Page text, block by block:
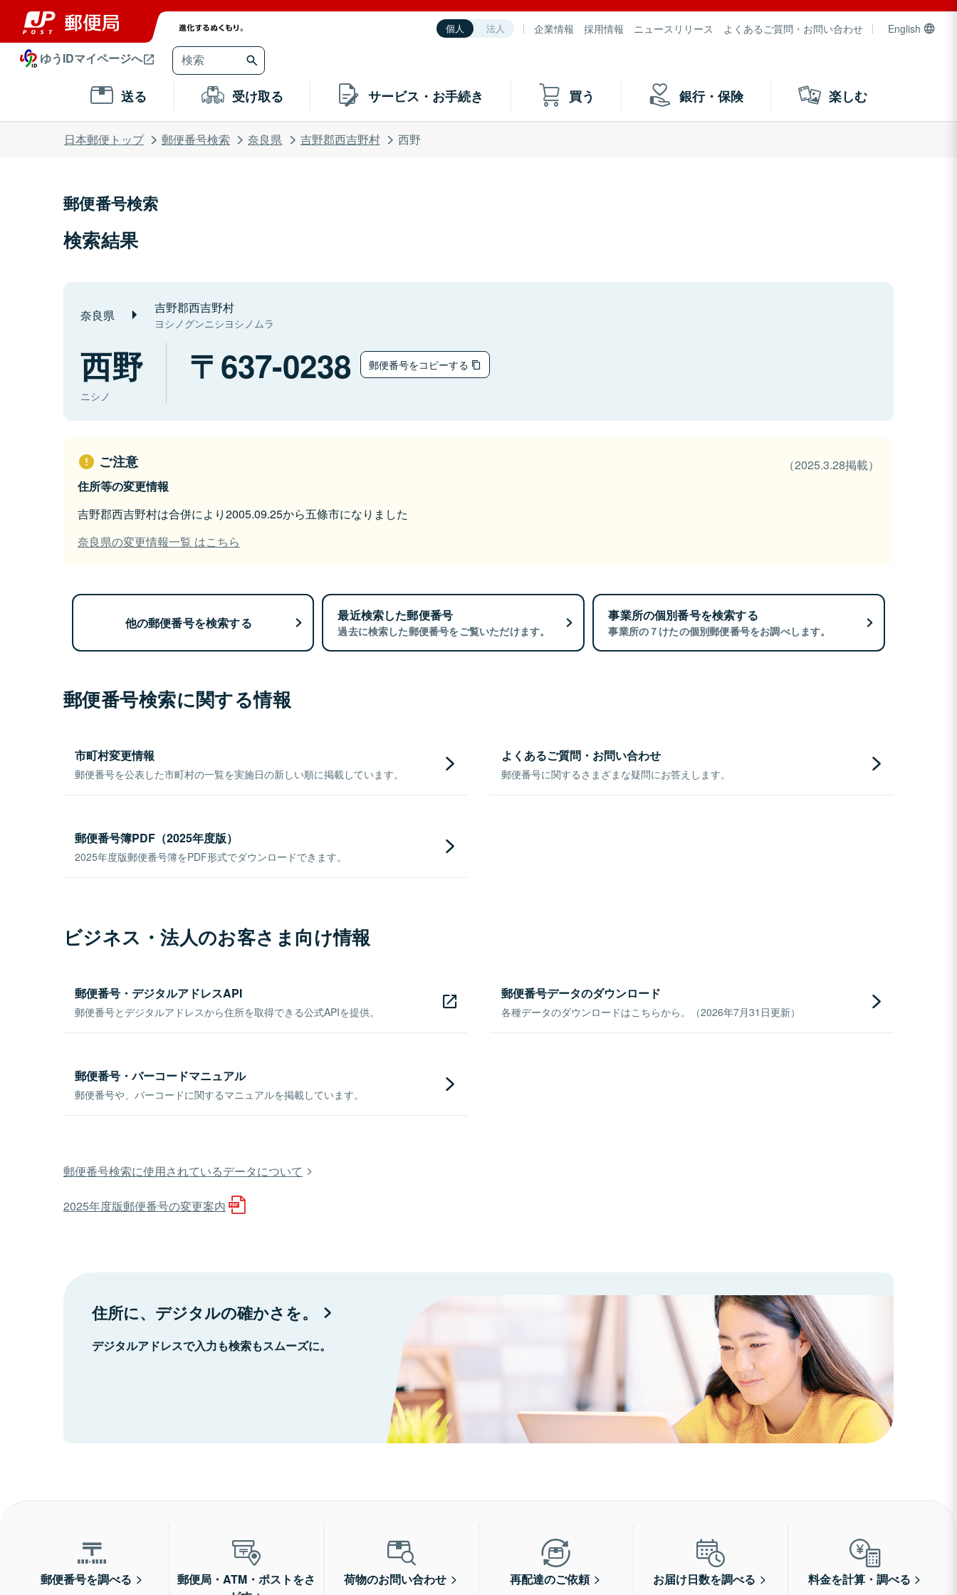
個人 法人 企業情報 採用情報 ニュースリリース よくあるご質問・お問い合わせ English
ゆうIDマイページへ
送る 受け取る サービス・お手続き 買う 銀行・保険 楽しむ
日本郵便トップ 郵便番号検索 奈良県 吉野郡西吉野村 西野
郵便番号検索
検索結果
奈良県 吉野郡西吉野村
ヨシノグンニシヨシノムラ
西野
ニシノ
637-0238 郵便番号をコピーする
ご注意
（2025.3.28掲載）
住所等の変更情報
吉野郡西吉野村は合併により2005.09.25から五條市になりました
奈良県の変更情報一覧 はこちら
他の郵便番号を検索する 最近検索した郵便番号
過去に検索した郵便番号をご覧いただけます。
事業所の個別番号を検索する
事業所の７けたの個別郵便番号をお調べします。
郵便番号検索に関する情報
市町村変更情報
郵便番号を公表した市町村の一覧を実施日の新しい順に掲載しています。
よくあるご質問・お問い合わせ
郵便番号に関するさまざまな疑問にお答えします。
郵便番号簿PDF（2025年度版）
2025年度版郵便番号簿をPDF形式でダウンロードできます。
ビジネス・法人のお客さま向け情報
郵便番号・デジタルアドレスAPI
郵便番号とデジタルアドレスから住所を取得できる公式APIを提供。
郵便番号データのダウンロード
各種データのダウンロードはこちらから。（2026年7月31日更新）
郵便番号・バーコードマニュアル
郵便番号や、バーコードに関するマニュアルを掲載しています。
郵便番号検索に使用されているデータについて
2025年度版郵便番号の変更案内
住所に、デジタルの確かさを。
デジタルアドレスで入力も検索もスムーズに。
郵便番号を調べる
郵便局・ATM・ポストをさ
荷物のお問い合わせ 再配達のご依頼 お届け日数を調べる 料金を計算・調べる